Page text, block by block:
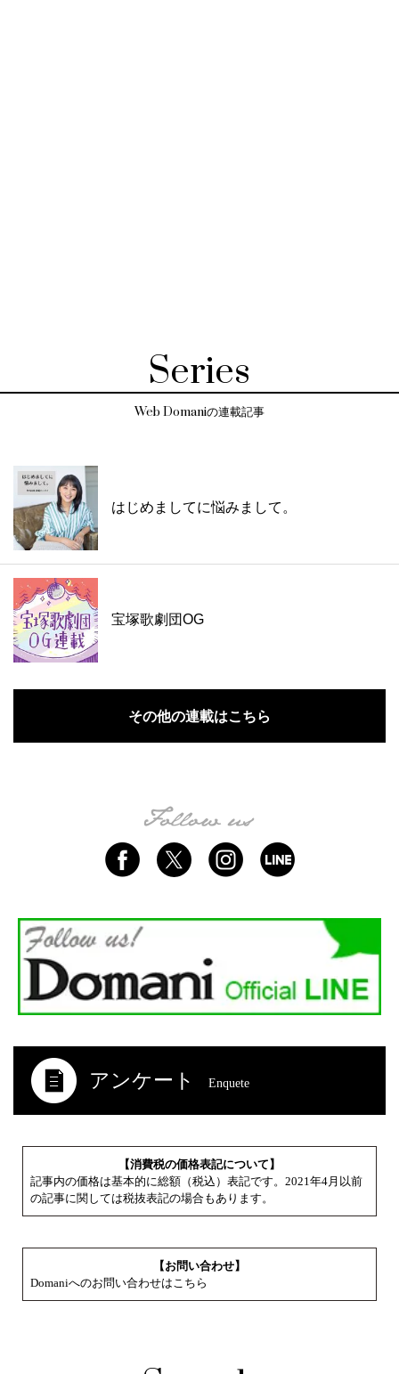
Series
Web Domaniの連載記事
はじめましてに悩みまして。
宝塚歌劇団OG
その他の連載はこちら
アンケート Enquete
【消費税の価格表記について】
記事内の価格は基本的に総額（税込）表記です。2021年4月以前
の記事に関しては税抜表記の場合もあります。
【お問い合わせ】
Domaniへのお問い合わせはこちら